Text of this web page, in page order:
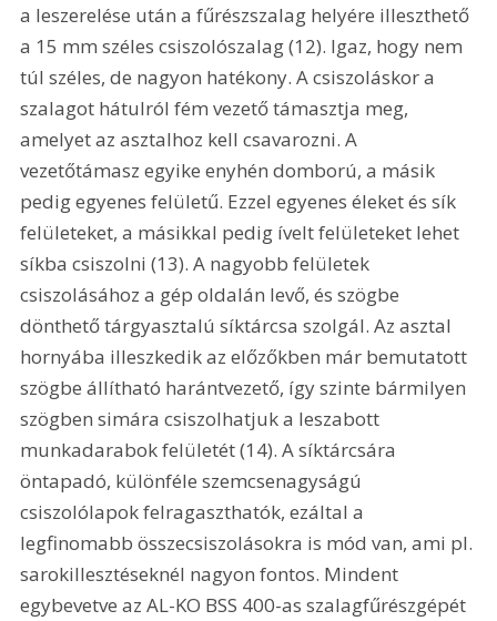
a leszerelése után a fűrészszalag helyére illeszthető
a 15 mm széles csiszolószalag (12). Igaz, hogy nem
túl széles, de nagyon hatékony. A csiszoláskor a
szalagot hátulról fém vezető támasztja meg,
amelyet az asztalhoz kell csavarozni. A
vezetőtámasz egyike enyhén domború, a másik
pedig egyenes felületű. Ezzel egyenes éleket és sík
felületeket, a másikkal pedig ívelt felületeket lehet
síkba csiszolni (13). A nagyobb felületek
csiszolásához a gép oldalán levő, és szögbe
dönthető tárgyasztalú síktárcsa szolgál. Az asztal
hornyába illeszkedik az előzőkben már bemutatott
szögbe állítható harántvezető, így szinte bármilyen
szögben simára csiszolhatjuk a leszabott
munkadarabok felületét (14). A síktárcsára
öntapadó, különféle szemcsenagyságú
csiszolólapok felragaszthatók, ezáltal a
legfinomabb összecsiszolásokra is mód van, ami pl.
sarokillesztéseknél nagyon fontos. Mindent
egybevetve az AL-KO BSS 400-as szalagfűrészgépét